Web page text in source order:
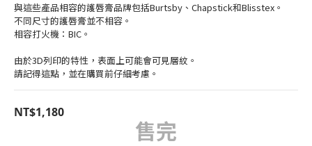
與這些產品相容的護唇膏品牌包括Burtsby、Chapstick和Blisstex。
不同尺寸的護唇膏並不相容。
相容打火機：BIC。
由於3D列印的特性，表面上可能會可見層紋。
請記得這點，並在購買前仔細考慮。
NT$1,180
售完